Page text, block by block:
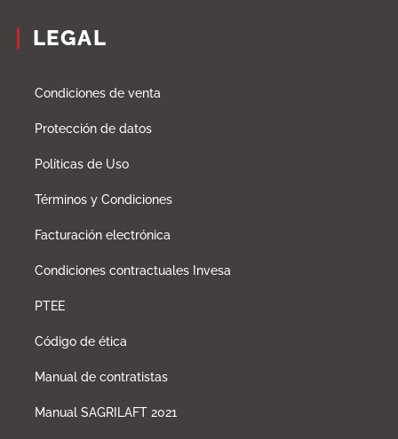
LEGAL
Condiciones de venta
Protección de datos
Políticas de Uso
Términos y Condiciones
Facturación electrónica
Condiciones contractuales Invesa
PTEE
Código de ética
Manual de contratistas
Manual SAGRILAFT 2021